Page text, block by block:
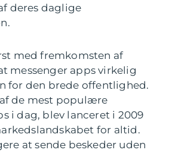
deres daglige
med fremkomsten af
messenger apps virkelig
for den brede offentlighed.
de mest populære
i dag, blev lanceret i 2009
for altid.
at sende beskeder uden